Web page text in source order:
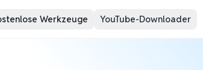
Werkzeuge YouTube-Downloader